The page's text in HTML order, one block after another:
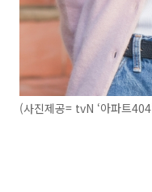
(사진제공= tvN ‘아파트